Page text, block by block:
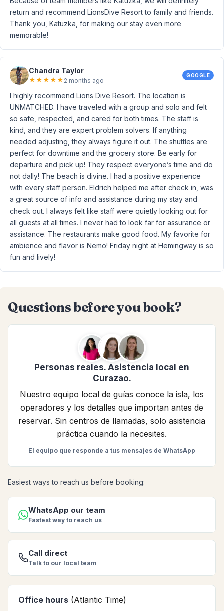
return and recommend LionsDive Resort to family and friends.
Thank you, Katuzka, for making our stay even more
memorable!
Chandra Taylor
★★★★★ 2 months ago
GOOGLE
I highly recommend Lions Dive Resort. The location is
UNMATCHED. I have traveled with a group and solo and felt
so safe, respected, and cared for both times. The staff is
kind, and they are expert problem solvers. If anything
needed adjusting, they always figure it out. The shuttles are
perfect for downtime and the grocery store. Be early for
departure and pick up! They respect everyone’s time and do
not dally! The beach is divine. I had a positive experience
with every staff person. Eldrich helped me after check in, was
a great source of info and assistance during my stay and
check out. I always felt like staff were quietly looking out for
all guests at all times. I never had to look far for assurance or
assistance. The restaurants make good food. My favorite for
ambience and flavor is Nemo! Friday night at Hemingway is so
fun and lively!
Questions before you book?
Personas reales. Asistencia local en
Curazao.
Nuestro equipo local de guías conoce la isla, los
operadores y los detalles que importan antes de
reservar. Sin centros de llamadas, solo asistencia
práctica cuando la necesites.
El equipo que responde a tus mensajes de WhatsApp
Easiest ways to reach us before booking:
WhatsApp our team
Fastest way to reach us
Call direct
Talk to our local team
Office hours (Atlantic Time)